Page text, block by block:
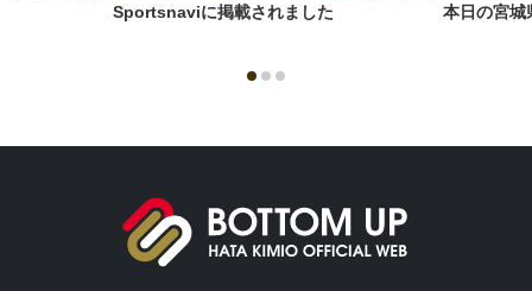
Sportsnaviに掲載されました 本日の宮城